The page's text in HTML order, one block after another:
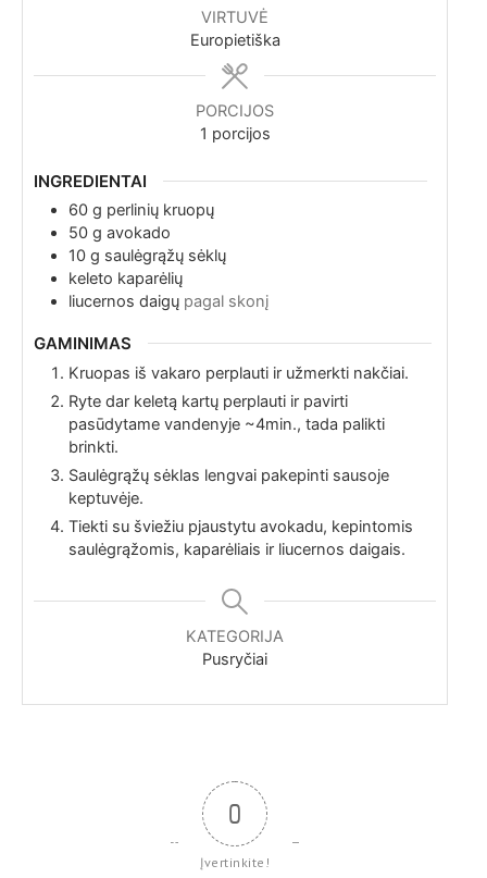
VIRTUVĖ
Europietiška
PORCIJOS
1 porcijos
INGREDIENTAI
60 g perlinių kruopų
50 g avokado
10 g saulėgrąžų sėklų
keleto kaparėlių
liucernos daigų pagal skonį
GAMINIMAS
Kruopas iš vakaro perplauti ir užmerkti nakčiai.
Ryte dar keletą kartų perplauti ir pavirti
pasūdytame vandenyje ~4min., tada palikti
brinkti.
Saulėgrąžų sėklas lengvai pakepinti sausoje
keptuvėje.
Tiekti su šviežiu pjaustytu avokadu, kepintomis
saulėgrąžomis, kaparėliais ir liucernos daigais.
KATEGORIJA
Pusryčiai
0
Įvertinkite!